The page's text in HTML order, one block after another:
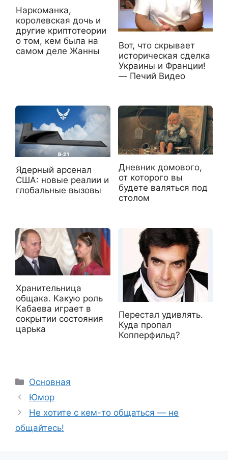
Наркоманка,
королевская дочь и
другие криптотеории
о том, кем была на
самом деле Жанны
Вот, что скрывает
историческая сделка
Украины и Франции!
— Печий Видео
Ядерный арсенал
США: новые реалии и
глобальные вызовы
Дневник домового,
от которого вы
будете валяться под
столом
Хранительница
общака. Какую роль
Кабаева играет в
сокрытии состояния
царька
Перестал удивлять.
Куда пропал
Копперфильд?
Рубрики
Основная
Юмор
Не хотите с кем-то общаться — не
общайтесь!